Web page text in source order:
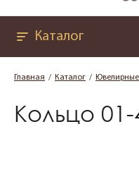
Каталог
Главная Каталог
Кольцо